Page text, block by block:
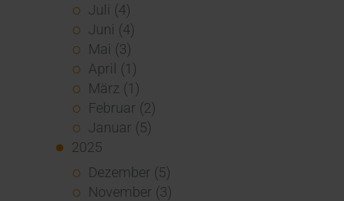
Juli (4)
Juni (4)
Mai (3)
April (1)
März (1)
Februar (2)
Januar (5)
2025
Dezember (5)
November (3)